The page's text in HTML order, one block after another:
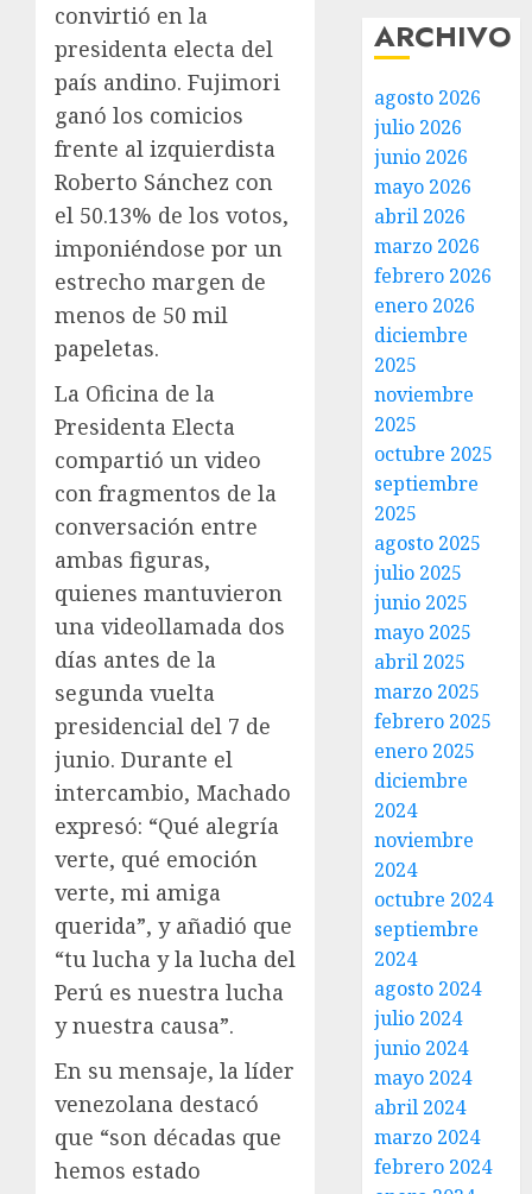
convirtió en la
presidenta electa del
país andino. Fujimori
ganó los comicios
frente al izquierdista
Roberto Sánchez con
el 50.13% de los votos,
imponiéndose por un
estrecho margen de
menos de 50 mil
papeletas.
La Oficina de la
Presidenta Electa
compartió un video
con fragmentos de la
conversación entre
ambas figuras,
quienes mantuvieron
una videollamada dos
días antes de la
segunda vuelta
presidencial del 7 de
junio. Durante el
intercambio, Machado
expresó: “Qué alegría
verte, qué emoción
verte, mi amiga
querida”, y añadió que
“tu lucha y la lucha del
Perú es nuestra lucha
y nuestra causa”.
En su mensaje, la líder
venezolana destacó
que “son décadas que
hemos estado
ARCHIVO
agosto 2026
julio 2026
junio 2026
mayo 2026
abril 2026
marzo 2026
febrero 2026
enero 2026
diciembre
2025
noviembre
2025
octubre 2025
septiembre
2025
agosto 2025
julio 2025
junio 2025
mayo 2025
abril 2025
marzo 2025
febrero 2025
enero 2025
diciembre
2024
noviembre
2024
octubre 2024
septiembre
2024
agosto 2024
julio 2024
junio 2024
mayo 2024
abril 2024
marzo 2024
febrero 2024